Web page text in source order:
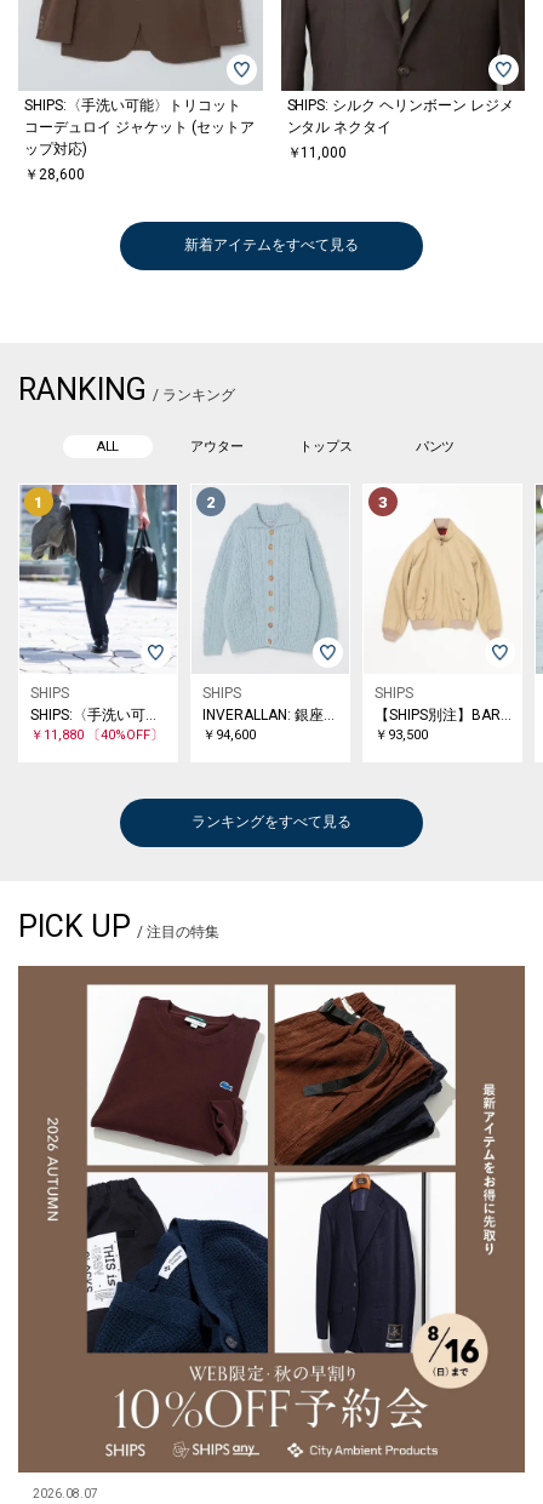
SHIPS:〈手洗い可能〉トリコット
コーデュロイ ジャケット (セットア
ップ対応)
￥28,600
SHIPS: シルク ヘリンボーン レジメ
ンタル ネクタイ
￥11,000
新着アイテムをすべて見る
RANKING / ランキング
ALL アウター トップス パンツ
SHIPS
SHIPS:〈手洗い可能〉INFITEX 2WAY ストレッチ スラックス
￥11,880〔40%OFF〕
SHIPS
INVERALLAN: 銀座店45周年カラー 3A LUMBER CARDIGAN カーディガン
￥94,600
SHIPS
【SHIPS別注】BARACUTA: G9S
￥93,500
ランキングをすべて見る
PICK UP / 注目の特集
2026.08.07